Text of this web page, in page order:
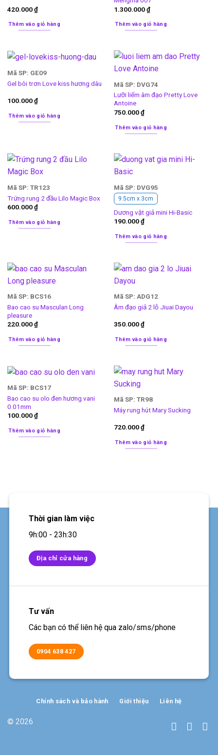
420.000₫
Thêm vào giỏ hàng
1.300.000₫
Thêm vào giỏ hàng
Mã SP: GE09
Gel bôi trơn Love kiss hương dâu
100.000₫
Thêm vào giỏ hàng
Mã SP: DVG74
Lưỡi liếm âm đạo Pretty Love
Antoine
750.000₫
Thêm vào giỏ hàng
Mã SP: TR123
Trứng rung 2 đầu Lilo Magic Box
600.000₫
Thêm vào giỏ hàng
Mã SP: DVG95
9.5cm x 3cm
Dương vật giả mini Hi-Basic
190.000₫
Thêm vào giỏ hàng
Mã SP: BCS16
Bao cao su Masculan Long
pleasure
220.000₫
Thêm vào giỏ hàng
Mã SP: ADG12
Âm đạo giả 2 lỗ Jiuai Dayou
350.000₫
Thêm vào giỏ hàng
Mã SP: BCS17
Bao cao su olo đen hương vani
0.01mm
100.000₫
Thêm vào giỏ hàng
Mã SP: TR98
Máy rung hút Mary Sucking
720.000₫
Thêm vào giỏ hàng
Thời gian làm việc
9h:00 - 23h:30
Địa chỉ cửa hàng
Tư vấn
Các bạn có thể liên hệ qua zalo/sms/phone
0904 638 427
© 2026
Chính sách và bảo hành Giới thiệu Liên hệ